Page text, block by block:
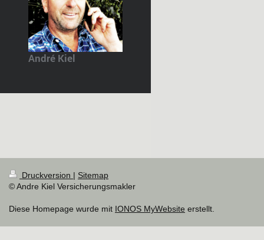
André Kiel
Druckversion | Sitemap
© Andre Kiel Versicherungsmakler
Diese Homepage wurde mit IONOS MyWebsite erstellt.